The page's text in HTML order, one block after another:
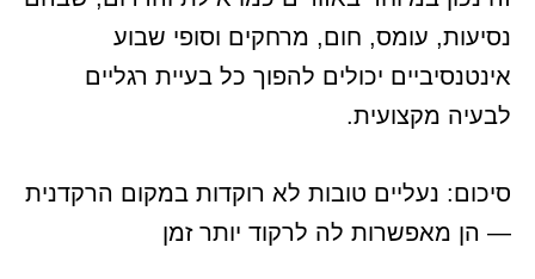
נסיעות, עומס, חום, מרחקים וסופי שבוע
אינטנסיביים יכולים להפוך כל בעיית רגליים
לבעיה מקצועית.
סיכום: נעליים טובות לא רוקדות במקום הרקדנית
— הן מאפשרות לה לרקוד יותר זמן